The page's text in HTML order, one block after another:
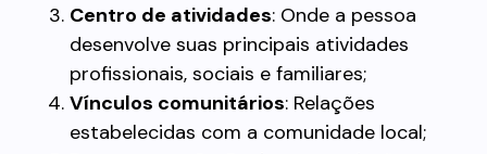
Centro de atividades: Onde a pessoa
desenvolve suas principais atividades
profissionais, sociais e familiares;
Vínculos comunitários: Relações
estabelecidas com a comunidade local;